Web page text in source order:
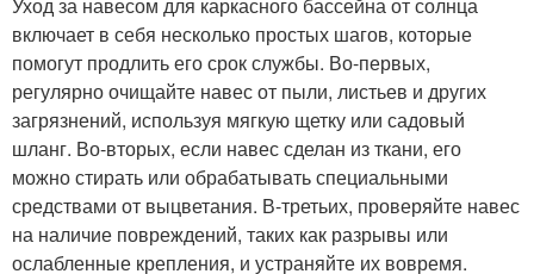
включает в себя несколько простых шагов, которые
помогут продлить его срок службы. Во-первых,
регулярно очищайте навес от пыли, листьев и других
загрязнений, используя мягкую щетку или садовый
шланг. Во-вторых, если навес сделан из ткани, его
можно стирать или обрабатывать специальными
средствами от выцветания. В-третьих, проверяйте навес
на наличие повреждений, таких как разрывы или
ослабленные крепления, и устраняйте их вовремя.